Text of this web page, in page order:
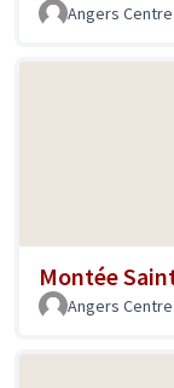
Angers
Montée
Angers